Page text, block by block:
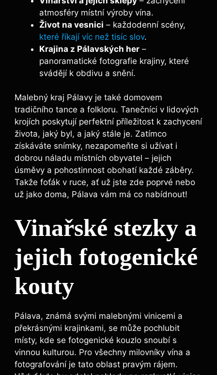
atmosféry místní výroby vína.
Život na vesnici – každodenní scény,
které říkají víc než tisíc slov.
Krajina z Pálavských her –
panoramatické fotografie krajiny, které
svádějí k obdivu a snění.
Malebný kraj Pálavy je také domovem
tradičního tance a folkloru. Tanečníci v lidových
krojích poskytují perfektní příležitost k zachycení
života, jaký byl, a jaký stále je. Zatímco
získáváte snímky, nezapomeňte si užívat i
dobrou náladu místních obyvatel – jejich
úsměvy a pohostinnost obohatí každé záběry.
Takže foťák v ruce, ať už jste zde poprvé nebo
už jako doma, Pálava vám má co nabídnout!
Vinařské stezky a
jejich fotogenické
kouty
Pálava, známá svými malebnými vinicemi a
překrásnými krajinkami, se může pochlubit
místy, kde se fotogenické kouzlo snoubí s
vinnou kulturou. Pro všechny milovníky vína a
fotografování je tato oblast pravým rájem.